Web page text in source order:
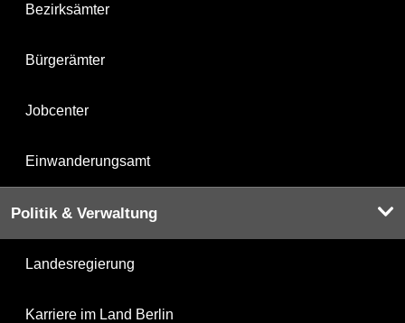
Bezirksämter
Bürgerämter
Jobcenter
Einwanderungsamt
Politik & Verwaltung
Landesregierung
Karriere im Land Berlin